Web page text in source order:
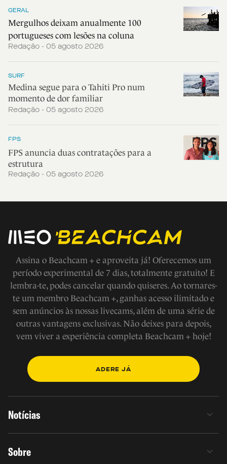
GERAL
Mergulhos deixam anualmente 100
portugueses com lesões na coluna
Redação - 05 agosto 2026
SURF
Medina segue para o Tahiti Pro num
momento de dor familiar
Redação - 05 agosto 2026
FPS
FPS anuncia duas contratações para a
estrutura
Redação - 05 agosto 2026
Assina o Beachcam + e aproveita já! Oferecemos um
período experimental de 7 dias, totalmente gratuito! E
lembra-te, podes cancelar quando quiseres. Ao tornares-
te um membro Beachcam +, ganhas acesso ilimitado e
sem anúncios às nossas livecams, além de uma série de
outras vantagens exclusivas. Não deixes para depois,
vem viver a experiência completa Beachcam + hoje!
ADERE JÁ
Notícias
Sobre